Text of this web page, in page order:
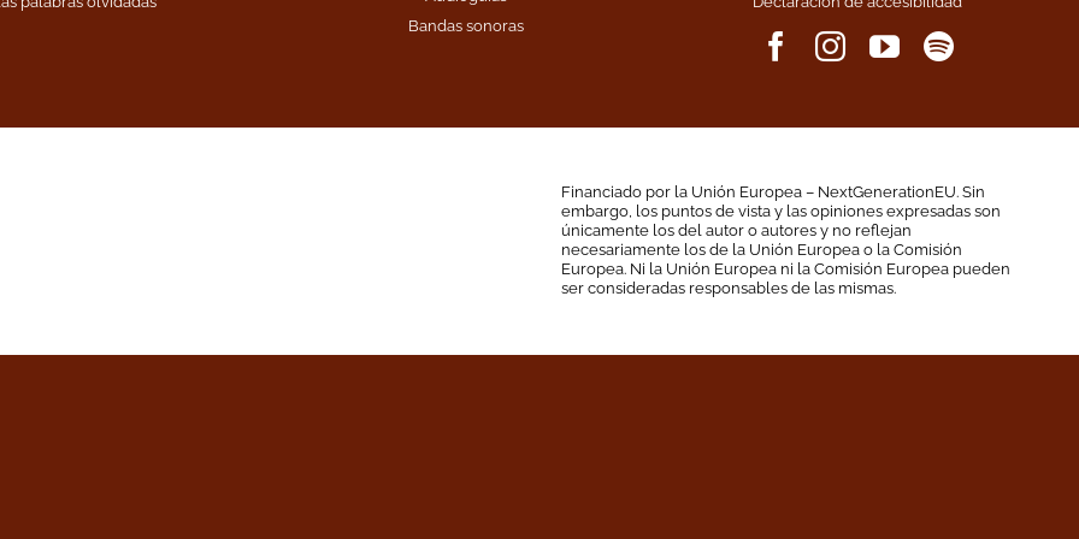
Bandas sonoras
Financiado por la Unión Europea – NextGenerationEU. Sin
embargo, los puntos de vista y las opiniones expresadas son
únicamente los del autor o autores y no reflejan
necesariamente los de la Unión Europea o la Comisión
Europea. Ni la Unión Europea ni la Comisión Europea pueden
ser consideradas responsables de las mismas.